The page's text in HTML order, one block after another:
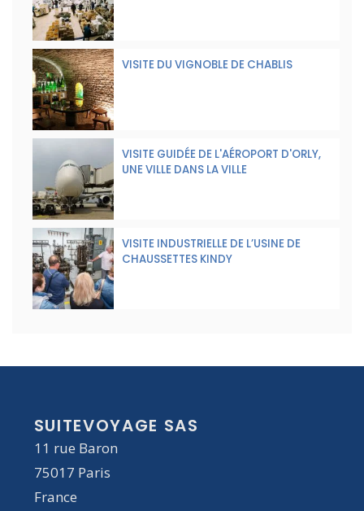
VISITE DU VIGNOBLE DE CHABLIS
VISITE GUIDÉE DE L'AÉROPORT D'ORLY,
UNE VILLE DANS LA VILLE
VISITE INDUSTRIELLE DE L’USINE DE
CHAUSSETTES KINDY
SUITEVOYAGE SAS
11 rue Baron
75017 Paris
France